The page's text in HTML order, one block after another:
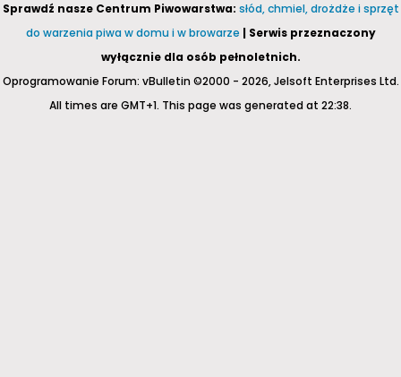
Sprawdź nasze Centrum Piwowarstwa: słód, chmiel, drożdże i sprzęt
do warzenia piwa w domu i w browarze | Serwis przeznaczony
wyłącznie dla osób pełnoletnich.
Oprogramowanie Forum: vBulletin ©2000 - 2026, Jelsoft Enterprises Ltd.
All times are GMT+1. This page was generated at 22:38.